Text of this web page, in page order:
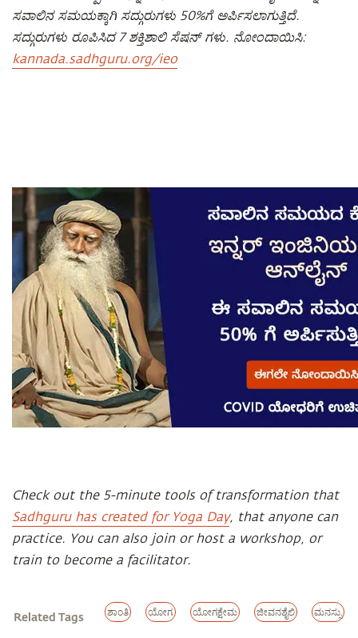
ಸವಾಲಿನ ಸಮಯಕ್ಕಾಗಿ ಸದ್ಗುರುಗಳು 50%ಗೆ ಅರ್ಪಿಸಲಾಗುತ್ತಿದೆ.
ಸದ್ಗುರುಗಳು ರೂಪಿಸಿದ 7 ಶಕ್ತಿಶಾಲಿ ಸೆಷನ್ ಗಳು. ನೋಂದಾಯಿಸಿ:
kannada.sadhguru.org/ieo
Check out the 5-minute tools of transformation that
Sadhguru has created for Yoga Day, that anyone can
practice. You can also join or host a workshop, or
train to become a facilitator.
Related Tags ಶಾಂತಿ ಯೋಗ ಯೋಗಕ್ಷೇಮ ಜೀವನಶೈಲಿ ಮನಸ್ಸು